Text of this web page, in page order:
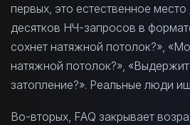
первых, это естественное
десятков НЧ-запросов в
сохнет натяжной потолок?»,
натяжной потолок?»,
затопление?». Реальные люди
Во-вторых, FAQ закрывает